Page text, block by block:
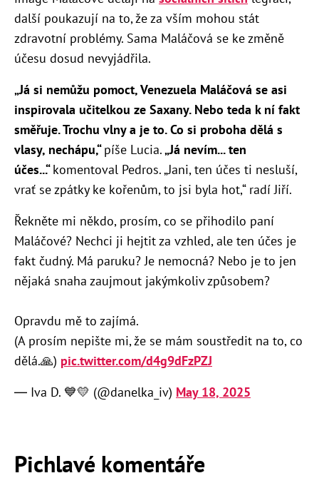
další poukazují na to, že za vším mohou stát
zdravotní problémy. Sama Maláčová se ke změně
účesu dosud nevyjádřila.
„Já si nemůžu pomoct, Venezuela Maláčová se asi
inspirovala učitelkou ze Saxany. Nebo teda k ní fakt
směřuje. Trochu vlny a je to. Co si proboha dělá s
vlasy, nechápu,“píše Lucia.„Já nevím... ten
účes...“komentoval Pedros. „Jani, ten účes ti nesluší,
vrať se zpátky ke kořenům, to jsi byla hot,“ radí Jiří.
Řekněte mi někdo, prosím, co se přihodilo paní
Maláčové? Nechci ji hejtit za vzhled, ale ten účes je
fakt čudný. Má paruku? Je nemocná? Nebo je to jen
nějaká snaha zaujmout jakýmkoliv způsobem?
Opravdu mě to zajímá.
(A prosím nepište mi, že se mám soustředit na to, co
dělá.🙏) pic.twitter.com/d4g9dFzPZJ
— Iva D. 💙💛 (@danelka_iv) May 18, 2025
Pichlavé komentáře